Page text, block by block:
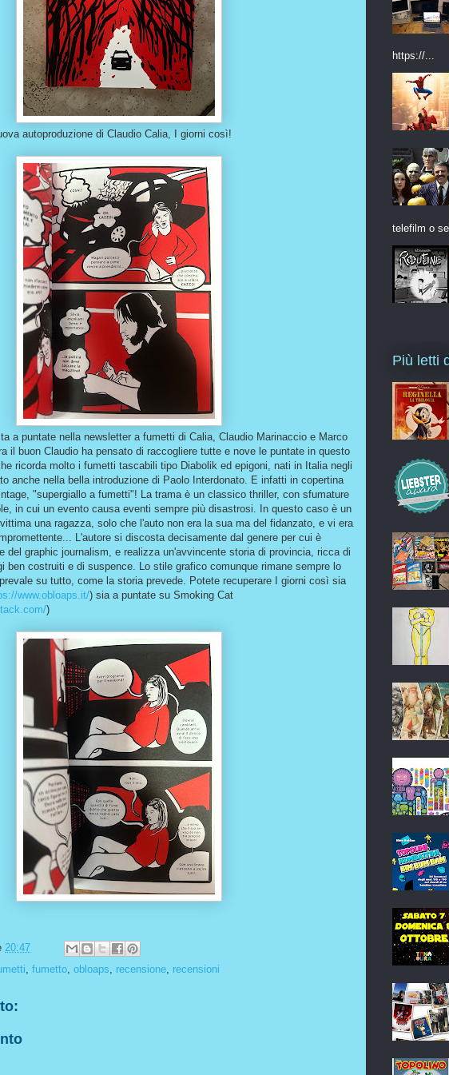
autoproduzione di Claudio Calia, I giorni così!
a puntate nella newsletter a fumetti di Calia, Claudio Marinaccio e Marco
il buon Claudio ha pensato di raccogliere tutte e nove le puntate in questo
ricorda molto i fumetti tascabili tipo Diabolik ed epigoni, nati in Italia negli
anche nella bella introduzione di Paolo Interdonato. E infatti in copertina
"supergiallo a fumetti"! La trama è un classico thriller, con sfumature
in cui un evento causa eventi sempre più disastrosi. In questo caso è un
una ragazza, solo che l'auto non era la sua ma del fidanzato, e vi era
L'autore si discosta decisamente dal genere per cui è
del graphic journalism, e realizza un'avvincente storia di provincia, ricca di
ben costruiti e di suspence. Lo stile grafico comunque rimane sempre lo
su tutto, come la storia prevede. Potete recuperare I giorni così sia
www.obloaps.it/) sia a puntate su Smoking Cat
)
20:47
, fumetto, obloaps, recensione, recensioni
https://...
telefilm o
Più letti